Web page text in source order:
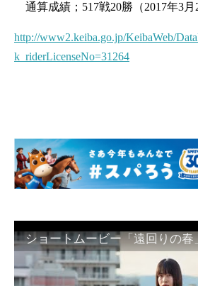
通算成績；517戦20勝（2017年3月
http://www2.keiba.go.jp/KeibaWeb/
k_riderLicenseNo=31264
ショートムービー「遠回りの春